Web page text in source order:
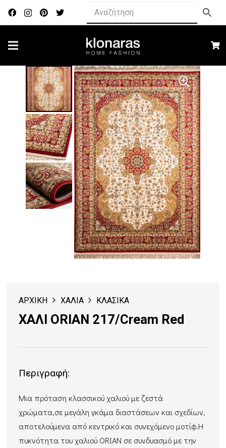
ΑΡΧΙΚΗ ΧΑΛΙΑ ΚΛΑΣΙΚΑ
ΧΑΛΙ ORIAN 217/Cream Red
Περιγραφή:
Mια πρόταση κλασσικού χαλιού με ζεστά
χρώματα,σε μεγάλη γκάμα διαστάσεων και σχεδίων,
αποτελούμενα από κεντρικό και συνεχόμενο μοτίφ.Η
πυκνότητα του χαλιού ORIAN σε συνδυασμό με την